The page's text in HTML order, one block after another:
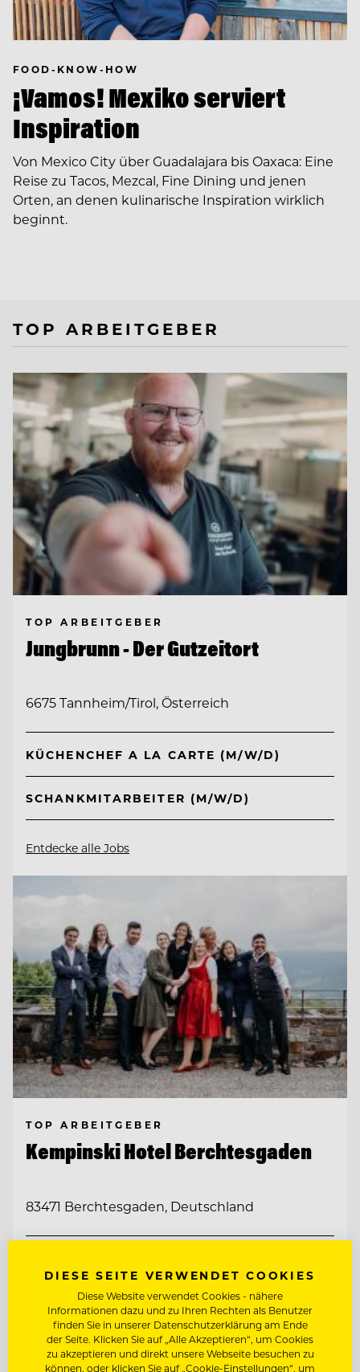
FOOD-KNOW-HOW
¡Vamos! Mexiko serviert
Inspiration
Von Mexico City über Guadalajara bis Oaxaca: Eine
Reise zu Tacos, Mezcal, Fine Dining und jenen
Orten, an denen kulinarische Inspiration wirklich
beginnt.
TOP ARBEITGEBER
TOP ARBEITGEBER
Jungbrunn - Der Gutzeitort
6675 Tannheim/Tirol, Österreich
KÜCHENCHEF A LA CARTE (M/W/D)
SCHANKMITARBEITER (M/W/D)
Entdecke alle Jobs
TOP ARBEITGEBER
Kempinski Hotel Berchtesgaden
83471 Berchtesgaden, Deutschland
HOUSEKEEPING SUPERVISOR (M/W/D)
Entdecke alle Jobs
DIESE SEITE VERWENDET COOKIES
Diese Website verwendet Cookies - nähere
Informationen dazu und zu Ihren Rechten als Benutzer
finden Sie in unserer Datenschutzerklärung am Ende
der Seite. Klicken Sie auf „Alle Akzeptieren“, um Cookies
zu akzeptieren und direkt unsere Webseite besuchen zu
können, oder klicken Sie auf „Cookie-Einstellungen“, um